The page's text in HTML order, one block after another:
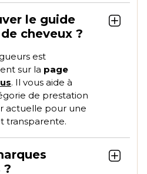
le guide
cheveux ?
est
sur la page
. Il vous aide à
de prestation
actuelle pour une
transparente.
?